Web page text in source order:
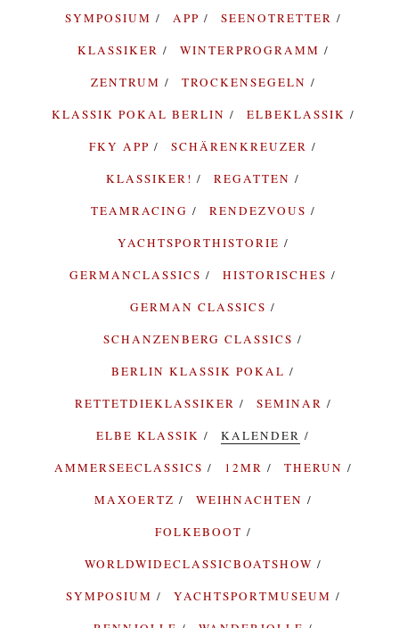
SYMPOSIUM
APP
SEENOTRETTER
KLASSIKER
WINTERPROGRAMM
ZENTRUM
TROCKENSEGELN
KLASSIK POKAL BERLIN
ELBEKLASSIK
FKY APP
SCHÄRENKREUZER
KLASSIKER!
REGATTEN
TEAMRACING
RENDEZVOUS
YACHTSPORTHISTORIE
GERMANCLASSICS
HISTORISCHES
GERMAN CLASSICS
SCHANZENBERG CLASSICS
BERLIN KLASSIK POKAL
RETTETDIEKLASSIKER
SEMINAR
ELBE KLASSIK
KALENDER
AMMERSEECLASSICS
12MR
THERUN
MAXOERTZ
WEIHNACHTEN
FOLKEBOOT
WORLDWIDECLASSICBOATSHOW
SYMPOSIUM
YACHTSPORTMUSEUM